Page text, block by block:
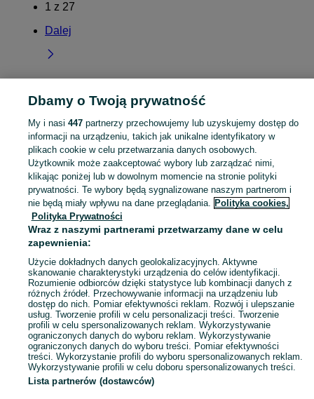
1 z 27
Dalej
Strona główna Mazowieckie Zbożenna
KATEGORIA
Skorzystaj z największego serwisu ogłoszeniowego - Zbożenna i okolice! Kupuj to, czego pragniesz i sprzedawaj to, czego już nie potrzebujesz! Zobacz
Mapa kategorii
Mapa miejscowości
Mapa ministron
Popularne wyszukiwania
Dbamy o Twoją prywatność
My i nasi 447partnerzy przechowujemy lub uzyskujemy dostęp do
informacji na urządzeniu, takich jak unikalne identyfikatory w
plikach cookie w celu przetwarzania danych osobowych.
Użytkownik może zaakceptować wybory lub zarządzać nimi,
klikając poniżej lub w dowolnym momencie na stronie polityki
prywatności. Te wybory będą sygnalizowane naszym partnerom i
nie będą miały wpływu na dane przeglądania. Polityka cookies,
Polityka Prywatności
Wraz z naszymi partnerami przetwarzamy dane w celu
zapewnienia:
Użycie dokładnych danych geolokalizacyjnych. Aktywne
skanowanie charakterystyki urządzenia do celów identyfikacji.
Rozumienie odbiorców dzięki statystyce lub kombinacji danych z
różnych źródeł. Przechowywanie informacji na urządzeniu lub
dostęp do nich. Pomiar efektywności reklam. Rozwój i ulepszanie
usług. Tworzenie profili w celu personalizacji treści. Tworzenie
profili w celu spersonalizowanych reklam. Wykorzystywanie
ograniczonych danych do wyboru reklam. Wykorzystywanie
ograniczonych danych do wyboru treści. Pomiar efektywności
treści. Wykorzystanie profili do wyboru spersonalizowanych reklam.
Wykorzystywanie profili w celu doboru spersonalizowanych treści.
Lista partnerów (dostawców)